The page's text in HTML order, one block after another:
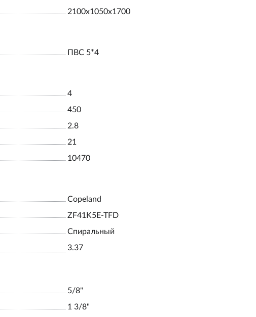
2100х1050х1700
ПВС 5*4
4
450
2.8
21
10470
Copeland
ZF41K5E-TFD
Спиральный
3.37
5/8"
1 3/8"